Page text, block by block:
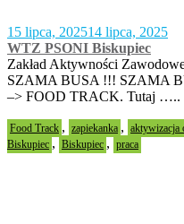
15 lipca, 202514 lipca, 2025
WTZ PSONI Biskupiec
Zakład Aktywności
SZAMA BUSA !!! SZAMA
–> FOOD TRACK. Tutaj …..
Food Track , zapiekanka , aktywizacja
Biskupiec , Biskupiec , praca